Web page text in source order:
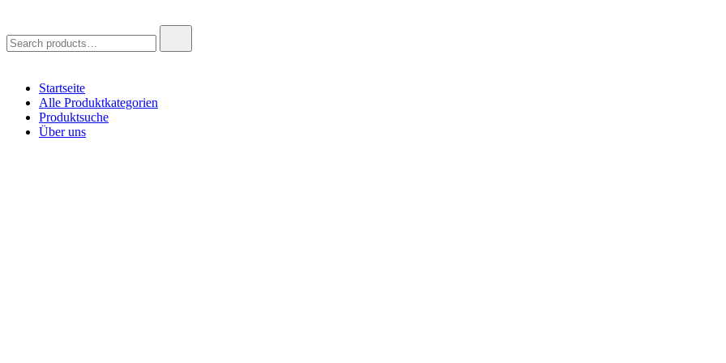
for:
Startseite
Alle Produktkategorien
Produktsuche
Über uns